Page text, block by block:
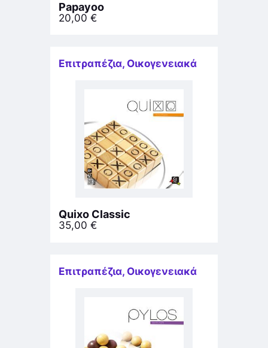
Papayoo
20,00 €
Επιτραπέζια, Οικογενειακά
Quixo Classic
35,00 €
Επιτραπέζια, Οικογενειακά